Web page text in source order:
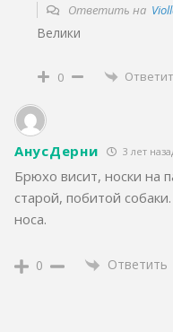
Ответить на
Велики
0
АнусДерни 3 лет
Брюхо висит, носки на
старой, побитой
носа.
0 Ответить